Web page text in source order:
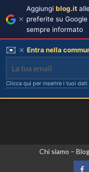
Chi siamo –
Aggiungi blog.it
preferite su
sempre informato
✉️ Entra nella
Clicca qui per inserire i tuoi dati